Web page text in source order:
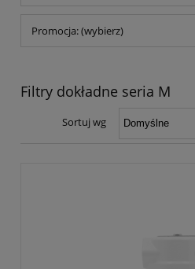
Promocja: (wybierz)
Filtry dokładne seria M
Sortuj wg